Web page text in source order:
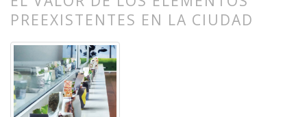
PREEXISTENTES EN LA CIUDAD